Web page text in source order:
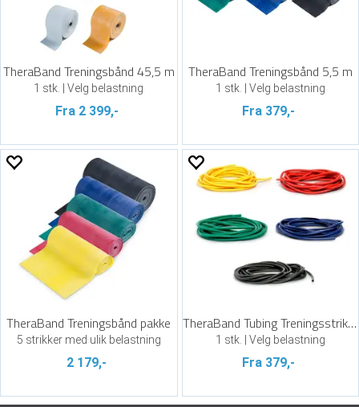
TheraBand Treningsbånd 45,5 m
1 stk. | Velg belastning
Fra 2 399,-
TheraBand Treningsbånd 5,5 m
1 stk. | Velg belastning
Fra 379,-
TheraBand Treningsbånd pakke
5 strikker med ulik belastning
2 179,-
TheraBand Tubing Treningsstrikk 7,5 m
1 stk. | Velg belastning
Fra 379,-